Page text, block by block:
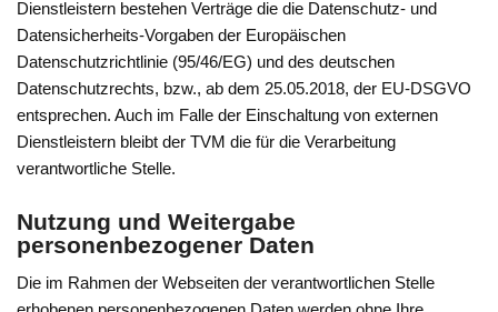
Dienstleistern bestehen Verträge die die Datenschutz- und
Datensicherheits-Vorgaben der Europäischen
Datenschutzrichtlinie (95/46/EG) und des deutschen
Datenschutzrechts, bzw., ab dem 25.05.2018, der EU-DSGVO
entsprechen. Auch im Falle der Einschaltung von externen
Dienstleistern bleibt der TVM die für die Verarbeitung
verantwortliche Stelle.
Nutzung und Weitergabe
personenbezogener Daten
Die im Rahmen der Webseiten der verantwortlichen Stelle